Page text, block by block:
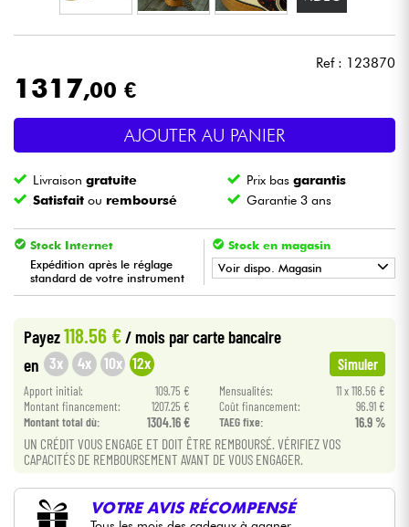
Eclairage
Batteries & Percu
Eveil Musical
HiFi
Packs
Voir nos marques
Ref : 123870
1317,00 €
AJOUTER AU PANIER
Livraisongratuite Prix basgarantis
Satisfait ou remboursé Garantie 3 ans
Stock Internet
Expédition après le réglage
standard de votre instrument
Stock en magasin
Voir dispo. Magasin
•
Payez118.56 €/ mois par carte bancaire
en 3x 4x 10x 12x Simuler
Apport initial: 109.75 € Mensualités:
11 x 118.56 €
Montant financement:
1207.25 € Coût financement:
96.91 €
Montant total dù:
1304.16 € TAEG fixe: 16.9 %
UN CRÉDIT VOUS ENGAGE ET DOIT ÊTRE REMBOURSÉ. VÉRIFIEZ VOS
CAPACITÉS DE REMBOURSEMENT AVANT DE VOUS ENGAGER.
VOTRE AVIS RÉCOMPENSÉ